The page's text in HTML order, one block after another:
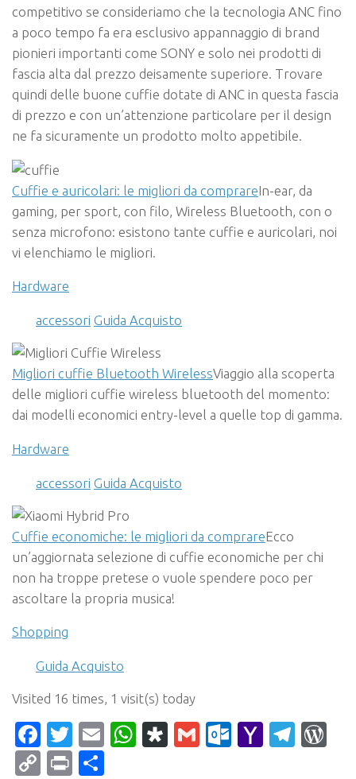
competitivo se consideriamo che la tecnologia ANC fino
a poco tempo fa era esclusivo appannaggio di brand
pionieri importanti come SONY e solo nei prodotti di
fascia alta dal prezzo deisamente superiore. Trovare
quindi delle buone cuffie dotate di ANC in questa fascia
di prezzo e con un’attenzione particolare per il design
ne fa sicuramente un prodotto molto appetibile.
Cuffie e auricolari: le migliori da comprareIn-ear, da
gaming, per sport, con filo, Wireless Bluetooth, con o
senza microfono: esistono tante cuffie e auricolari, noi
vi elenchiamo le migliori.
Hardware
accessori Guida Acquisto
Migliori cuffie Bluetooth WirelessViaggio alla scoperta
delle migliori cuffie wireless bluetooth del momento:
dai modelli economici entry-level a quelle top di gamma.
Hardware
accessori Guida Acquisto
Cuffie economiche: le migliori da comprareEcco
un’aggiornata selezione di cuffie economiche per chi
non ha troppe pretese o vuole spendere poco per
ascoltare la propria musica!
Shopping
Guida Acquisto
Visited 16 times, 1 visit(s) today
Facebook
Twitter
EmailWhatsApp
Diaspora
Gmail Yahoo
CopyPrint